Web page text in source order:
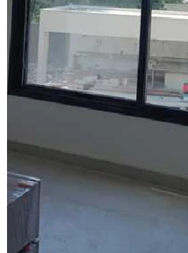
Fabricante de janela anti ruído
Fabricante de janela antirruído em
Fabricante de janela sobreposta
Fabricante de janela sobreposta
Fabricante de janela vidro
Fabricante de janela vidro triplo
Fabricante de portas e janelas de
Fornecedor de esquadrias de alto